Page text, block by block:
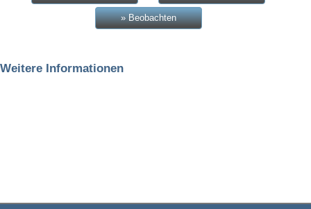
» Beobachten
Weitere Informationen